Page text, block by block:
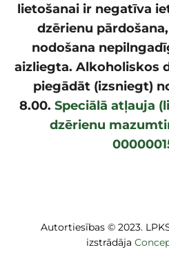
lietošanai ir negatīva
dzērienu
nodošana
aizliegta. Alkoholiskos
piegādāt (izsniegt)
8.00. Speciālā atļauja
dzērienu
Autortiesības © 2023.
izstrādāja